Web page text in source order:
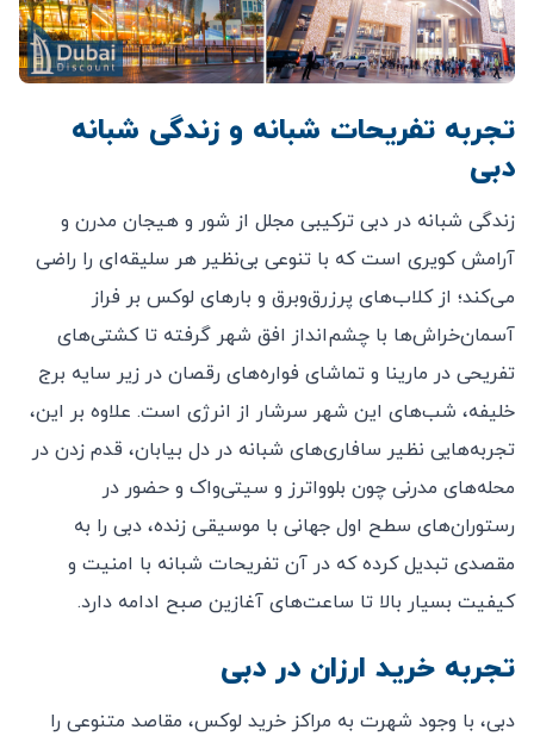
تجربه تفریحات شبانه و زندگی شبانه
دبی
زندگی شبانه در دبی ترکیبی مجلل از شور و هیجان مدرن و
آرامش کویری است که با تنوعی بی‌نظیر هر سلیقه‌ای را راضی
می‌کند؛ از کلاب‌های پرزرق‌وبرق و بارهای لوکس بر فراز
آسمان‌خراش‌ها با چشم‌انداز افق شهر گرفته تا کشتی‌های
تفریحی در مارینا و تماشای فواره‌های رقصان در زیر سایه برج
خلیفه، شب‌های این شهر سرشار از انرژی است. علاوه بر این،
تجربه‌هایی نظیر سافاری‌های شبانه در دل بیابان، قدم زدن در
محله‌های مدرنی چون بلوواترز و سیتی‌واک و حضور در
رستوران‌های سطح اول جهانی با موسیقی زنده، دبی را به
مقصدی تبدیل کرده که در آن تفریحات شبانه با امنیت و
کیفیت بسیار بالا تا ساعت‌های آغازین صبح ادامه دارد.
تجربه خرید ارزان در دبی
دبی، با وجود شهرت به مراکز خرید لوکس، مقاصد متنوعی را